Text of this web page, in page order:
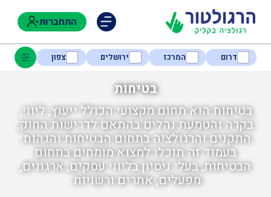
התחברות
דרום המרכז ירושלים צפון
בטיחות
בטיחות הוא תחום מקצועי הכולל ייעוץ, ליווי,
בקרה והטמעת נהלים בהתאם לדרישות החוק,
התקנים והרגולציה בתחום הבטיחות והגהות.
בעמוד זה תוכלו למצוא מומחים בתחום
הבטיחות, בעלי ניסיון בליווי עסקים, ארגונים,
מפעלים, אתרים ורשויות.
נגישות
חקלאות